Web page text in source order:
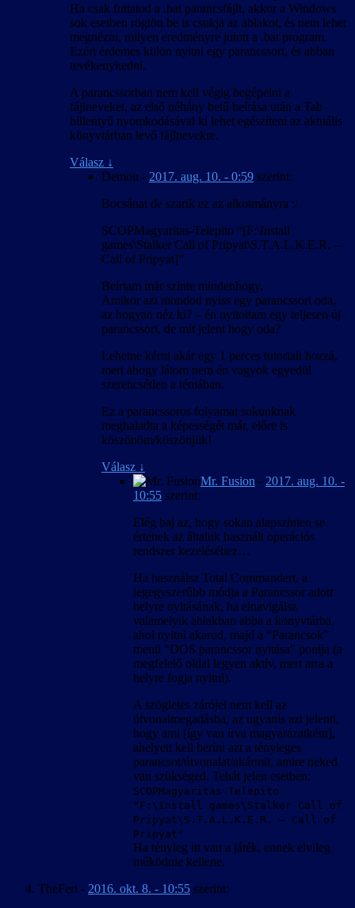
Ha csak futtatod a .bat parancsfájlt, akkor a Windows
sok esetben rögtön be is csukja az ablakot, és nem lehet
megnézni, milyen eredményre jutott a .bat program.
Ezért érdemes külön nyitni egy parancssort, és abban
tevékenykedni.
A parancssorban nem kell végig begépelni a
fájlneveket, az első néhány betű beírása után a Tab
billentyű nyomkodásával ki lehet egészíteni az aktuális
könyvtárban levő fájlnevekre.
Válasz ↓
Demon - 2017. aug. 10. - 0:59 szerint:
Bocsánat de szarik ez az alkotmányra :/
SCOPMagyaritas-Telepito “[F:\Install
games\Stalker Call of Pripyat\S.T.A.L.K.E.R. –
Call of Pripyat]”
Beírtam már szinte mindenhogy.
Amikor azt mondod nyiss egy parancssort oda,
az hogyan néz ki? – én nyitottam egy teljesen új
parancssort, de mit jelent hogy oda?
Lehetne kérni akár egy 1 perces tutorialt hozzá,
mert ahogy látom nem én vagyok egyedül
szerencsétlen a témában.
Ez a parancssoros folyamat sokunknak
meghaladta a képességét már, előre is
köszönöm/köszönjük!
Válasz ↓
Mr. Fusion - 2017. aug. 10. -
10:55 szerint:
Elég baj az, hogy sokan alapszinten se
értenek az általuk használt operációs
rendszer kezeléséhez…
Ha használsz Total Commandert, a
legegyszerűbb módja a Parancssor adott
helyre nyitásának, ha elnavigálsz
valamelyik ablakban abba a könyvtárba,
ahol nyitni akarod, majd a “Parancsok”
menü “DOS parancssor nyitása” pontja (a
megfelelő oldal legyen aktív, mert arra a
helyre fogja nyitni).
A szögletes zárójel nem kell az
útvonalmegadásba, az ugyanis azt jelenti,
hogy ami [így van írva magyarázatként],
ahelyett kell beríni azt a tényleges
parancsot/útvonalat/akármit, amire neked
van szükséged. Tehát jelen esetben:
SCOPMagyaritas-Telepito
"F:\Install games\Stalker Call of
Pripyat\S.T.A.L.K.E.R. – Call of
Pripyat"
Ha tényleg itt van a játék, ennek elvileg
működnie kellene.
TheFeri - 2016. okt. 8. - 10:55 szerint: